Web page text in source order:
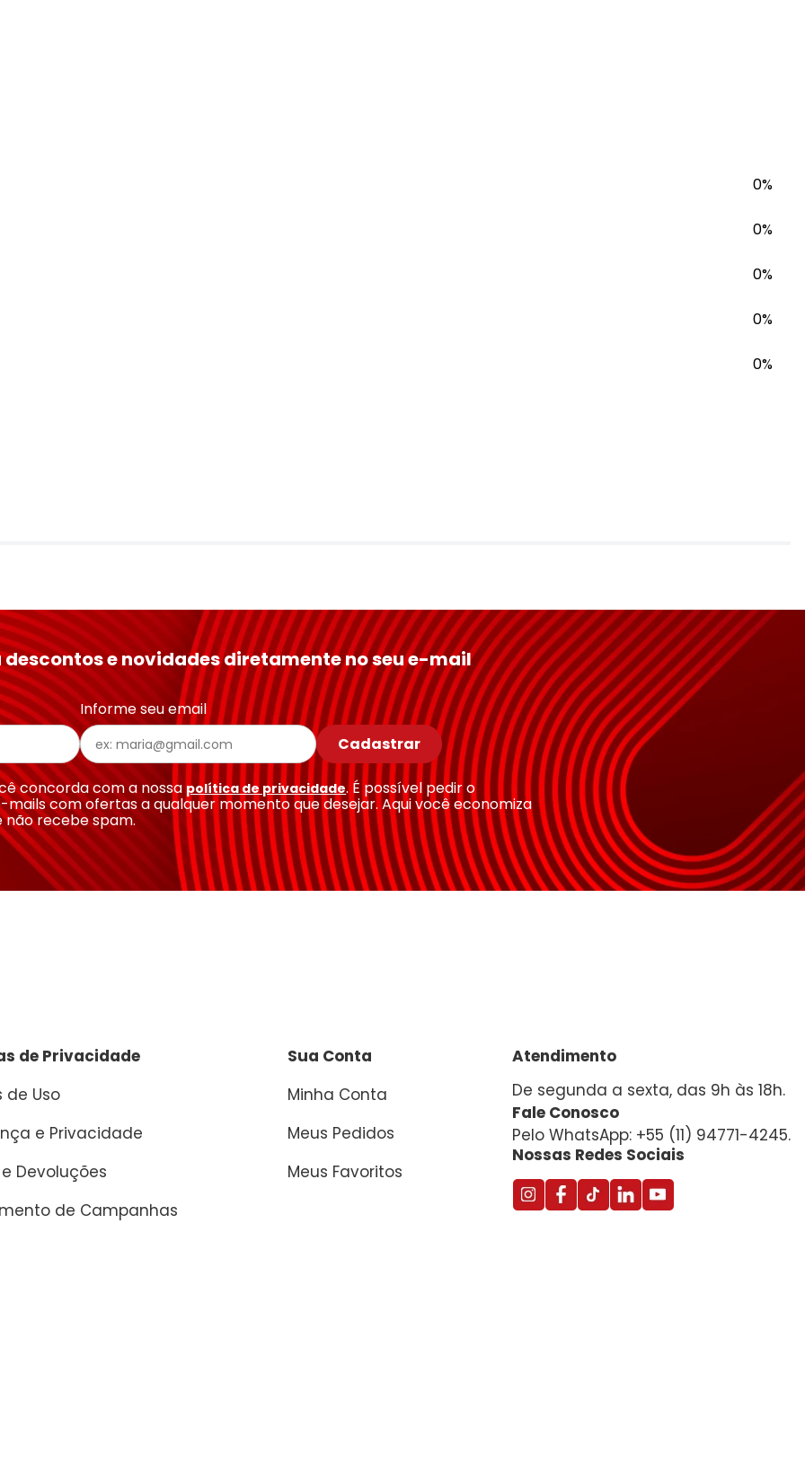
0%
0%
0%
0%
0%
descontos e novidades diretamente no seu e-mail
Informe seu email
Cadastrar
concorda com a nossa política de privacidade. É possível pedir o
com ofertas a qualquer momento que desejar. Aqui você economiza
não recebe spam.
de Privacidade
de Uso
e Privacidade
Devoluções
de Campanhas
Sua Conta
Minha Conta
Meus Pedidos
Meus Favoritos
Atendimento
De segunda a sexta, das 9h às 18h.
Fale Conosco
Pelo WhatsApp: +55 (11) 94771-4245.
Nossas Redes Sociais